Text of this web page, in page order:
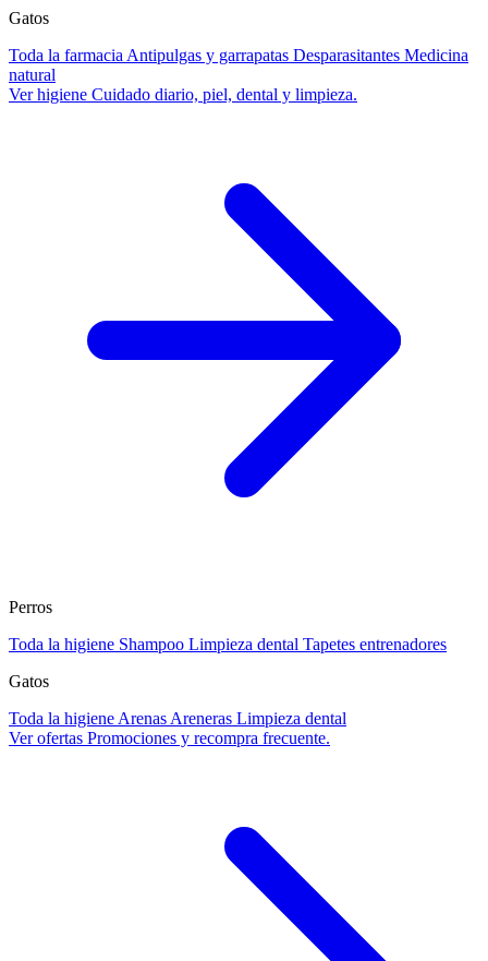
Gatos
Toda la farmacia Antipulgas y garrapatas Desparasitantes Medicina
natural
Ver higiene Cuidado diario, piel, dental y limpieza.
Perros
Toda la higiene Shampoo Limpieza dental Tapetes entrenadores
Gatos
Toda la higiene Arenas Areneras Limpieza dental
Ver ofertas Promociones y recompra frecuente.